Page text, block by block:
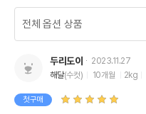
두리도이
2023.11.27
해달(수컷) 10개월 2kg
첫구매